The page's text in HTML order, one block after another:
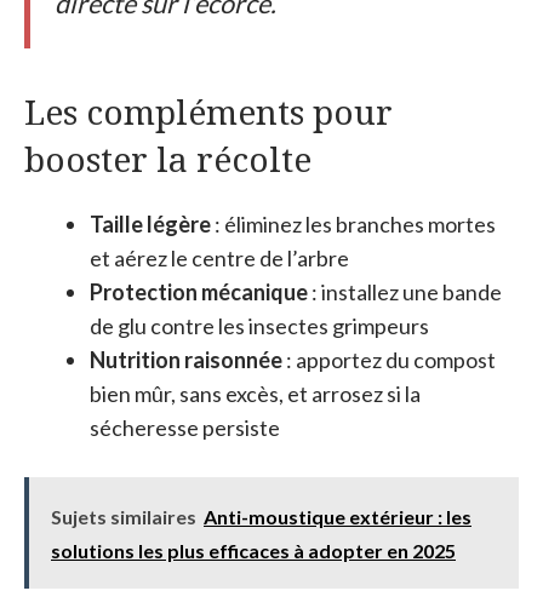
Les compléments pour
booster la récolte
Taille légère: éliminez les branches mortes
et aérez le centre de l’arbre
Protection mécanique: installez une bande
de glu contre les insectes grimpeurs
Nutrition raisonnée: apportez du compost
bien mûr, sans excès, et arrosez si la
sécheresse persiste
Sujets similaires Anti-moustique extérieur : les
solutions les plus efficaces à adopter en 2025